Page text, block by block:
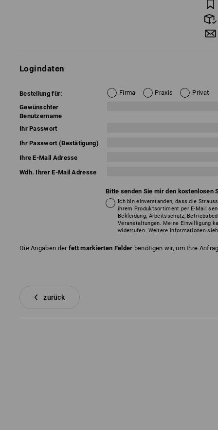
Logindaten
Bestellung für: Firma Praxis
Privat
Gewünschter
Benutzername
Ihr Passwort
Ihr Passwort (Bestätigung)
Ihre E-Mail Adresse
Wdh. Ihrer E-Mail Adresse
Bitte senden Sie mir den kostenlosen
Ich bin einverstanden, dass die
ihrem Produktsortiment per E-Mail
Bekleidung, Arbeitsschutz,
Veranstaltungen. Meine Einwilligung
widerrufen. Weitere Informationen
Die Angaben der fett markierten Felder benötigen wir, um Ihre
zurück